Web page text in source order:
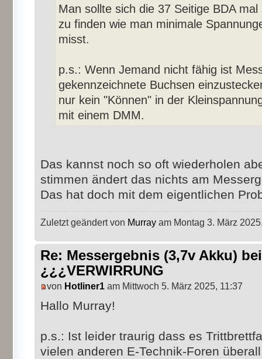
Man sollte sich die 37 Seitige BDA
zu finden wie man minimale
misst.
p.s.: Wenn Jemand nicht fähig ist
gekennzeichnete Buchsen
nur kein "Können" in der
mit einem DMM.
Das kannst noch so oft wiederholen
stimmen ändert das nichts am
Das hat doch mit dem eigentlichen
Zuletzt geändert von Murray am Montag 3. März
Re: Messergebnis (3,7v Akku)
¿¿¿VERWIRRUNG
von Hotliner1 am Mittwoch 5. März 2025, 11:37
Hallo Murray!
p.s.: Ist leider traurig dass es
vielen anderen E-Technik-Foren